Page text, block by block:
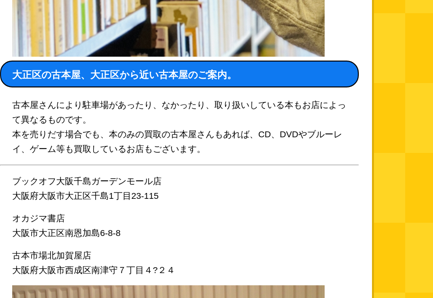
大正区の古本屋、大正区から近い古本屋のご案内。
古本屋さんにより駐車場があったり、なかったり、取り扱いしている本もお店によっ
て異なるものです。
本を売りだす場合でも、本のみの買取の古本屋さんもあれば、CD、DVDやブルーレ
イ、ゲーム等も買取しているお店もございます。
ブックオフ大阪千島ガーデンモール店
大阪府大阪市大正区千島1丁目23-115
オカジマ書店
大阪市大正区南恩加島6-8-8
古本市場北加賀屋店
大阪府大阪市西成区南津守７丁目４?２４